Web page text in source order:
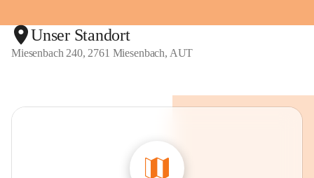
Unser Standort
Miesenbach 240, 2761 Miesenbach, AUT